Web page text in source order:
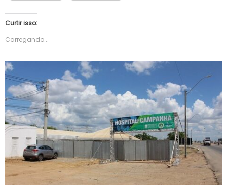
Curtir isso:
Carregando...